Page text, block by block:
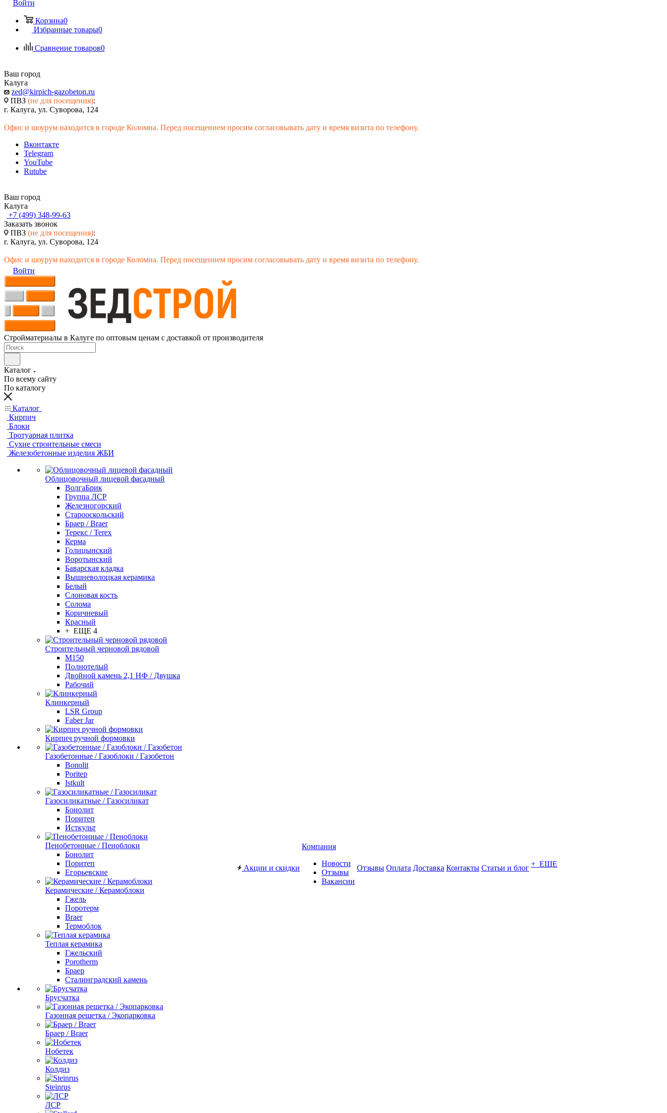
Войти
Корзина0
Избранные товары0
Сравнение товаров0
Ваш город
Калуга
zed@kirpich-gazobeton.ru
ПВЗ (не для посещения):
г. Калуга, ул. Суворова, 124
Офис и шоурум находится в городе Коломна. Перед посещением просим согласовывать дату и время визита по телефону.
Вконтакте
Telegram
YouTube
Rutube
Ваш город
Калуга
+7 (499) 348-99-63
Заказать звонок
ПВЗ (не для посещения):
г. Калуга, ул. Суворова, 124
Офис и шоурум находится в городе Коломна. Перед посещением просим согласовывать дату и время визита по телефону.
Войти
Стройматериалы в Калуге по оптовым ценам с доставкой от производителя
Каталог
По всему сайту
По каталогу
Каталог
Кирпич
Блоки
Тротуарная плитка
Сухие строительные смеси
Железобетонные изделия ЖБИ
Облицовочный лицевой фасадный
ВолгаБрик
Группа ЛСР
Железногорский
Старооскольский
Браер / Braer
Терекс / Terex
Керма
Голицынский
Воротынский
Баварская кладка
Вышневолоцкая керамика
Белый
Слоновая кость
Солома
Коричневый
Красный
+ ЕЩЕ 4
Строительный черновой рядовой
М150
Полнотелый
Двойной камень 2,1 НФ / Двушка
Рабочий
Клинкерный
LSR Group
Faber Jar
Кирпич ручной формовки
Газобетонные / Газоблоки / Газобетон
Bonolit
Poritep
Istkult
Газосиликатные / Газосиликат
Бонолит
Поритеп
Исткульт
Пенобетонные / Пеноблоки
Бонолит
Поритеп
Егорьевские
Керамические / Керамоблоки
Гжель
Поротерм
Braer
Термоблок
Теплая керамика
Гжельский
Porotherm
Браер
Сталинградский камень
Брусчатка
Газонная решетка / Экопарковка
Браер / Braer
Нобетек
Колдиз
Steinrus
ЛСР
Акции и скидки
Компания
Новости
Отзывы
Вакансии
Отзывы Оплата Доставка Контакты Статьи и блог + ЕЩЕ